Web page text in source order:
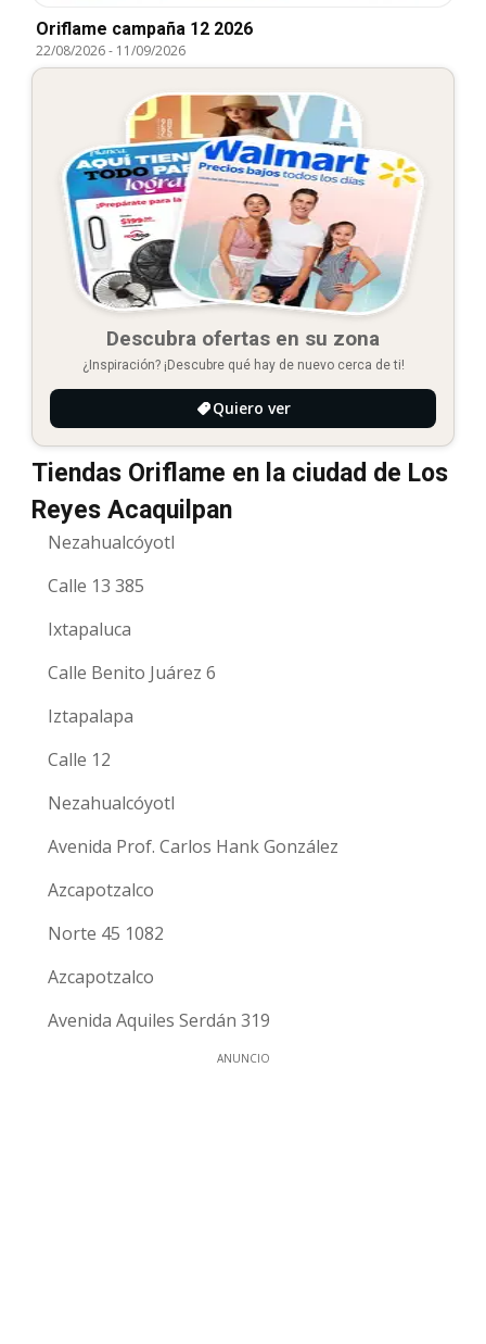
Oriflame campaña 12 2026
22/08/2026- 11/09/2026
Descubra ofertas en su zona
¿Inspiración? ¡Descubre qué hay de nuevo cerca de ti!
Quiero ver
Tiendas Oriflame en la ciudad de Los
Reyes Acaquilpan
Nezahualcóyotl
Calle 13 385
Ixtapaluca
Calle Benito Juárez 6
Iztapalapa
Calle 12
Nezahualcóyotl
Avenida Prof. Carlos Hank González
Azcapotzalco
Norte 45 1082
Azcapotzalco
Avenida Aquiles Serdán 319
ANUNCIO